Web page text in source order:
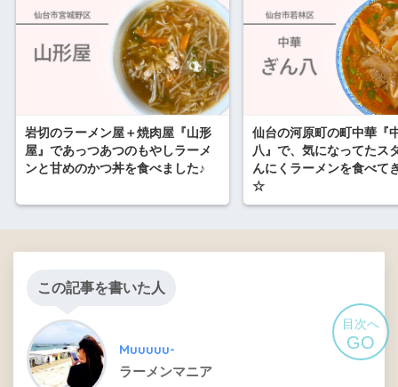
目次へ
GO
岩切のラーメン屋＋焼肉屋『山形
屋』であっつあつのもやしラーメ
ンと甘めのかつ丼を食べました♪
仙台の河原町の町中華『
八』で、気になってたス
んにくラーメンを食べて
☆
この記事を書いた人
Muuuuu-
ラーメンマニア